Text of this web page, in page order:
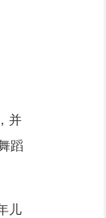
并
蹈
儿